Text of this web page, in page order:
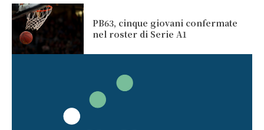
PB63, cinque giovani confermate
nel roster di Serie A1